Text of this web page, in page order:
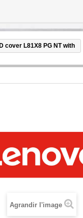
cover L81X8 PG NT with
Agrandir l'image